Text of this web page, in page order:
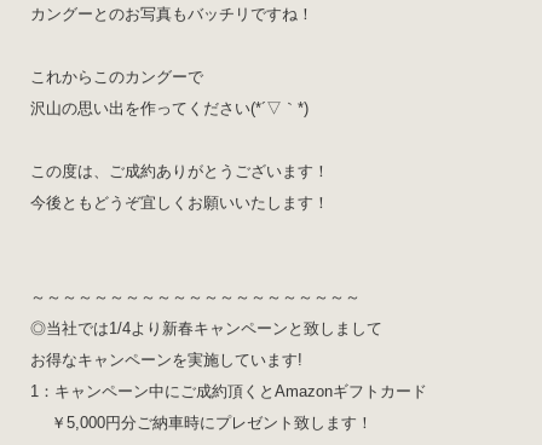
カングーとのお写真もバッチリですね！
これからこのカングーで
沢山の思い出を作ってください(*´▽｀*)
この度は、ご成約ありがとうございます！
今後ともどうぞ宜しくお願いいたします！
～～～～～～～～～～～～～～～～～～～～～
◎当社では1/4より新春キャンペーンと致しまして
お得なキャンペーンを実施しています!
1：キャンペーン中にご成約頂くとAmazonギフトカード
￥5,000円分ご納車時にプレゼント致します！